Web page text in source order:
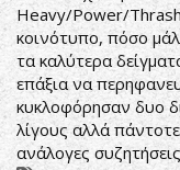
Heavy/Power/
κοινότυπο, πόσο
τα καλύτερα
επάξια να
κυκλοφόρησαν δυο
λίγους αλλά
ανάλογες